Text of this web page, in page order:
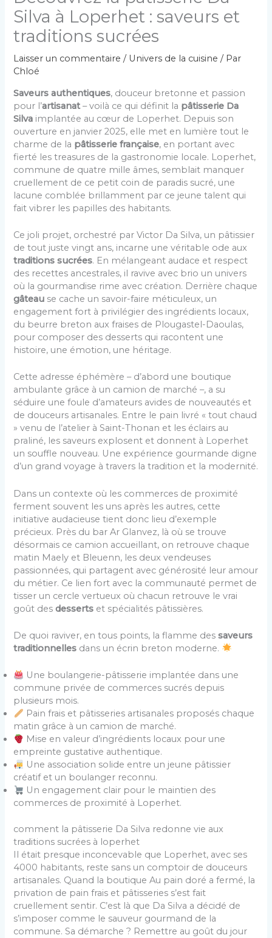
Silva à Loperhet : saveurs et
traditions sucrées
Laisser un commentaire / Univers de la cuisine / Par
Chloé
Saveurs authentiques, douceur bretonne et passion
pour l’artisanat– voilà ce qui définit la pâtisserie Da
Silva implantée au cœur de Loperhet. Depuis son
ouverture en janvier 2025, elle met en lumière tout le
charme de la pâtisserie française, en portant avec
fierté les treasures de la gastronomie locale. Loperhet,
commune de quatre mille âmes, semblait manquer
cruellement de ce petit coin de paradis sucré, une
lacune comblée brillamment par ce jeune talent qui
fait vibrer les papilles des habitants.
Ce joli projet, orchestré par Victor Da Silva, un pâtissier
de tout juste vingt ans, incarne une véritable ode aux
traditions sucrées. En mélangeant audace et respect
des recettes ancestrales, il ravive avec brio un univers
où la gourmandise rime avec création. Derrière chaque
gâteau se cache un savoir-faire méticuleux, un
engagement fort à privilégier des ingrédients locaux,
du beurre breton aux fraises de Plougastel-Daoulas,
pour composer des desserts qui racontent une
histoire, une émotion, une héritage.
Cette adresse éphémère – d’abord une boutique
ambulante grâce à un camion de marché –, a su
séduire une foule d’amateurs avides de nouveautés et
de douceurs artisanales. Entre le pain livré « tout chaud
» venu de l’atelier à Saint-Thonan et les éclairs au
praliné, les saveurs explosent et donnent à Loperhet
un souffle nouveau. Une expérience gourmande digne
d’un grand voyage à travers la tradition et la modernité.
Dans un contexte où les commerces de proximité
ferment souvent les uns après les autres, cette
initiative audacieuse tient donc lieu d’exemple
précieux. Près du bar Ar Glanvez, là où se trouve
désormais ce camion accueillant, on retrouve chaque
matin Maely et Bleuenn, les deux vendeuses
passionnées, qui partagent avec générosité leur amour
du métier. Ce lien fort avec la communauté permet de
tisser un cercle vertueux où chacun retrouve le vrai
goût desdesserts et spécialités pâtissières.
De quoi raviver, en tous points, la flamme dessaveurs
traditionnelles dans un écrin breton moderne.
Une boulangerie-pâtisserie implantée dans une
commune privée de commerces sucrés depuis
plusieurs mois.
Pain frais et pâtisseries artisanales proposés chaque
matin grâce à un camion de marché.
Mise en valeur d’ingrédients locaux pour une
empreinte gustative authentique.
Une association solide entre un jeune pâtissier
créatif et un boulanger reconnu.
Un engagement clair pour le maintien des
commerces de proximité à Loperhet.
comment la pâtisserie Da Silva redonne vie aux
traditions sucrées à loperhet
Il était presque inconcevable que Loperhet, avec ses
4000 habitants, reste sans un comptoir de douceurs
artisanales. Quand la boutique Au pain doré a fermé, la
privation de pain frais et pâtisseries s’est fait
cruellement sentir. C’est là que Da Silva a décidé de
s’imposer comme le sauveur gourmand de la
commune. Sa démarche ? Remettre au goût du jour